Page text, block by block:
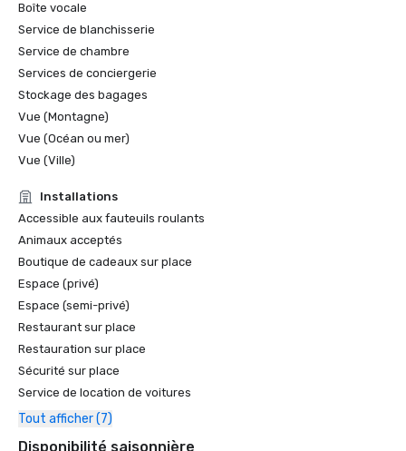
Boîte vocale
Service de blanchisserie
Service de chambre
Services de conciergerie
Stockage des bagages
Vue (Montagne)
Vue (Océan ou mer)
Vue (Ville)
Installations
Accessible aux fauteuils roulants
Animaux acceptés
Boutique de cadeaux sur place
Espace (privé)
Espace (semi-privé)
Restaurant sur place
Restauration sur place
Sécurité sur place
Service de location de voitures
Tout afficher (7)
Disponibilité saisonnière